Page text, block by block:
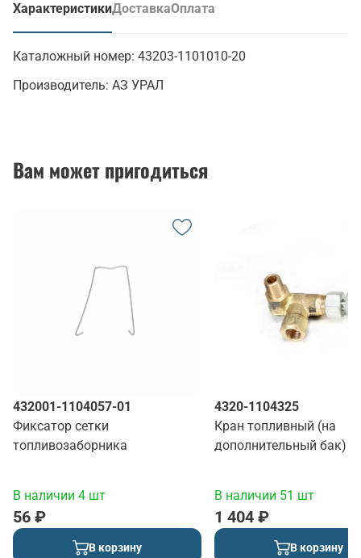
Характеристики
(активная вкладка)
ДоставкаОплата
Каталожный номер: 43203-1101010-20
Производитель: АЗ УРАЛ
Вам может пригодиться
432001-1104057-01
Фиксатор сетки
топливозаборника
В наличии 4 шт
56 ₽
В корзину
4320-1104325
Кран топливный (на
дополнительный бак)
В наличии 51 шт
1 404 ₽
В корзину